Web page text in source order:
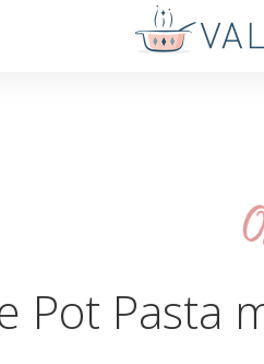
Pot Pasta